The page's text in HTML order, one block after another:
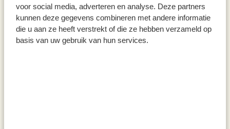
voor social media, adverteren en analyse. Deze partners
kunnen deze gegevens combineren met andere informatie
die u aan ze heeft verstrekt of die ze hebben verzameld op
basis van uw gebruik van hun services.